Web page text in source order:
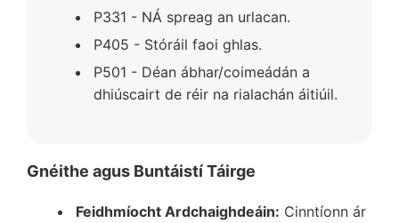
P331 - NÁ spreag an urlacan.
P405 - Stóráil faoi ghlas.
P501 - Déan ábhar/coimeádán a
dhiúscairt de réir na rialachán áitiúil.
Gnéithe agus Buntáistí Táirge
Feidhmíocht Ardchaighdeáin: Cinntíonn ár